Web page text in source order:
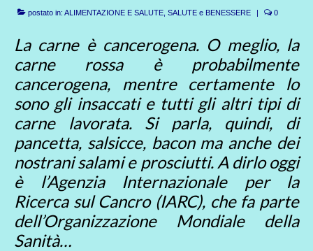
postato in: ALIMENTAZIONE E SALUTE SALUTE e BENESSERE | 0
La carne è cancerogena. O meglio, la
carne rossa è probabilmente
cancerogena, mentre certamente lo
sono gli insaccati e tutti gli altri tipi di
carne lavorata. Si parla, quindi, di
pancetta, salsicce, bacon ma anche dei
nostrani salami e prosciutti. A dirlo oggi
è l’Agenzia Internazionale per la
Ricerca sul Cancro (IARC), che fa parte
dell’Organizzazione Mondiale della
Sanità…